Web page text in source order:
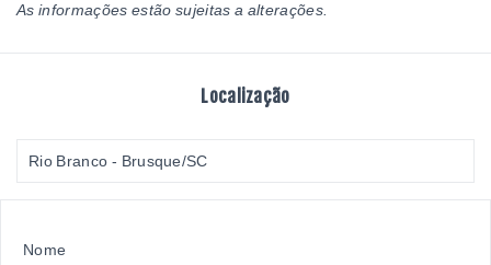
As informações estão sujeitas a alterações.
Localização
Rio Branco - Brusque/SC
Nome